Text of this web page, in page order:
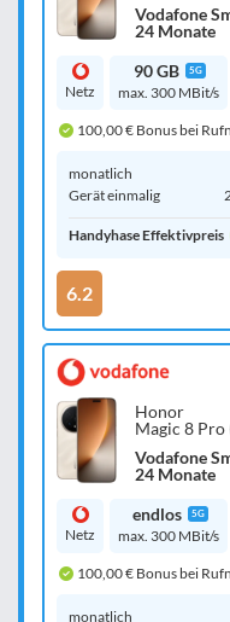
Vodafone
24 Monate
Netz
90 GB 5G
max. 300 MBit/s
100,00 € Bonus bei
monatlich
Gerät einmalig
Handyhase Effektivpreis
6.2
Honor
Magic 8 Pro
Vodafone
24 Monate
Netz
endlos 5G
max. 300 MBit/s
100,00 € Bonus bei
monatlich